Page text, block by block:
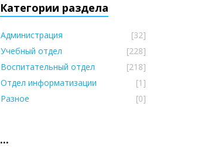
Категории раздела
Администрация
[32]
Учебный отдел
[228]
Воспитательный отдел
[218]
Отдел информатизации
[1]
Разное
[0]
...